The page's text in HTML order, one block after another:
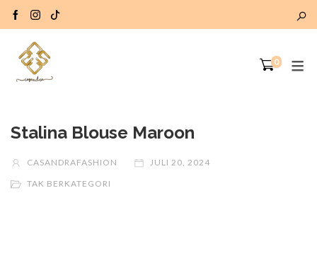
0
Stalina Blouse Maroon
CASANDRAFASHION
JULI 20, 2024
TAK BERKATEGORI